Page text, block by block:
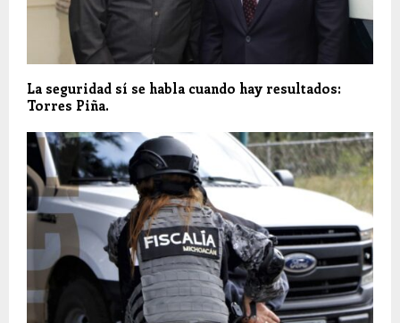
La seguridad sí se habla cuando hay resultados:
Torres Piña.